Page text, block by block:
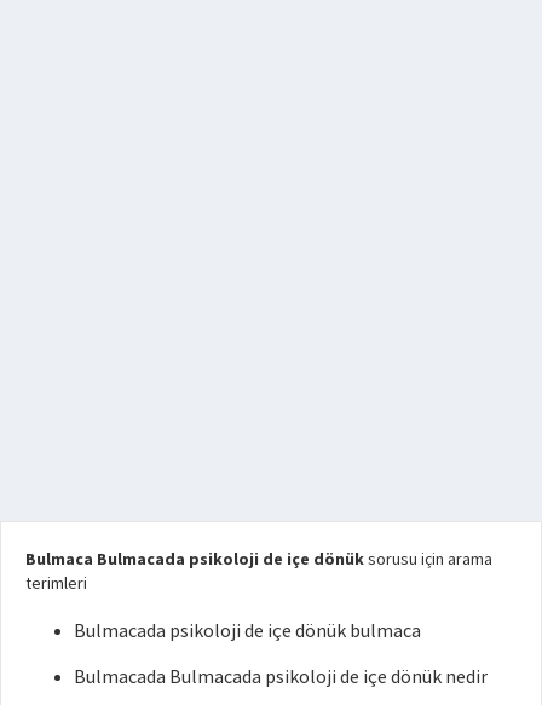
Bulmaca Bulmacada psikoloji de içe dönüksorusu için arama
terimleri
Bulmacada psikoloji de içe dönük bulmaca
Bulmacada Bulmacada psikoloji de içe dönük nedir